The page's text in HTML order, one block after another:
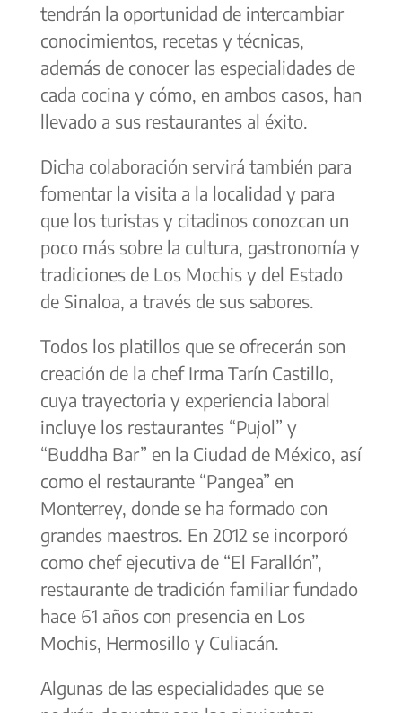
tendrán la oportunidad de intercambiar
conocimientos, recetas y técnicas,
además de conocer las especialidades de
cada cocina y cómo, en ambos casos, han
llevado a sus restaurantes al éxito.
Dicha colaboración servirá también para
fomentar la visita a la localidad y para
que los turistas y citadinos conozcan un
poco más sobre la cultura, gastronomía y
tradiciones de Los Mochis y del Estado
de Sinaloa, a través de sus sabores.
Todos los platillos que se ofrecerán son
creación de la chef Irma Tarín Castillo,
cuya trayectoria y experiencia laboral
incluye los restaurantes “Pujol” y
“Buddha Bar” en la Ciudad de México, así
como el restaurante “Pangea” en
Monterrey, donde se ha formado con
grandes maestros. En 2012 se incorporó
como chef ejecutiva de “El Farallón”,
restaurante de tradición familiar fundado
hace 61 años con presencia en Los
Mochis, Hermosillo y Culiacán.
Algunas de las especialidades que se